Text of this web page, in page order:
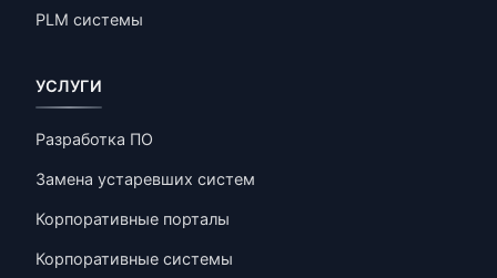
PLM системы
УСЛУГИ
Разработка ПО
Замена устаревших систем
Корпоративные порталы
Корпоративные системы